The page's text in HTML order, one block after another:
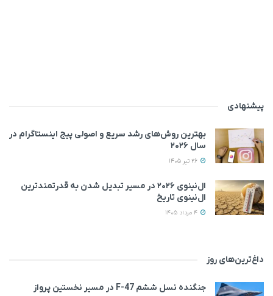
پیشنهادی
بهترین روش‌های رشد سریع و اصولی پیج اینستاگرام در
سال ۲۰۲۶
ال‌نینوی ۲۰۲۶ در مسیر تبدیل شدن به قدرتمندترین
ال‌نینوی تاریخ
داغ‌ترین‌های روز
جنگنده نسل ششم F-47 در مسیر نخستین پرواز